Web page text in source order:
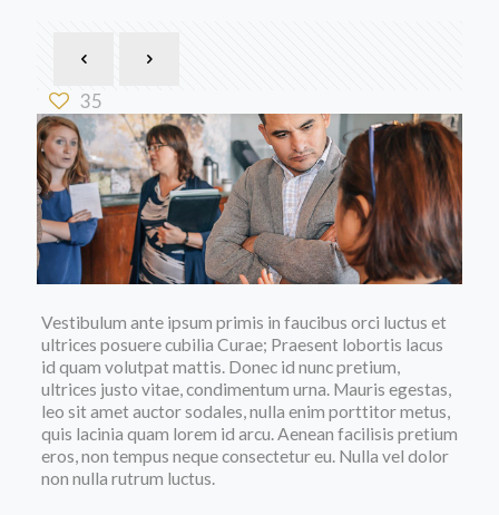
35
Vestibulum ante ipsum primis in faucibus orci luctus et
ultrices posuere cubilia Curae; Praesent lobortis lacus
id quam volutpat mattis. Donec id nunc pretium,
ultrices justo vitae, condimentum urna. Mauris egestas,
leo sit amet auctor sodales, nulla enim porttitor metus,
quis lacinia quam lorem id arcu. Aenean facilisis pretium
eros, non tempus neque consectetur eu. Nulla vel dolor
non nulla rutrum luctus.